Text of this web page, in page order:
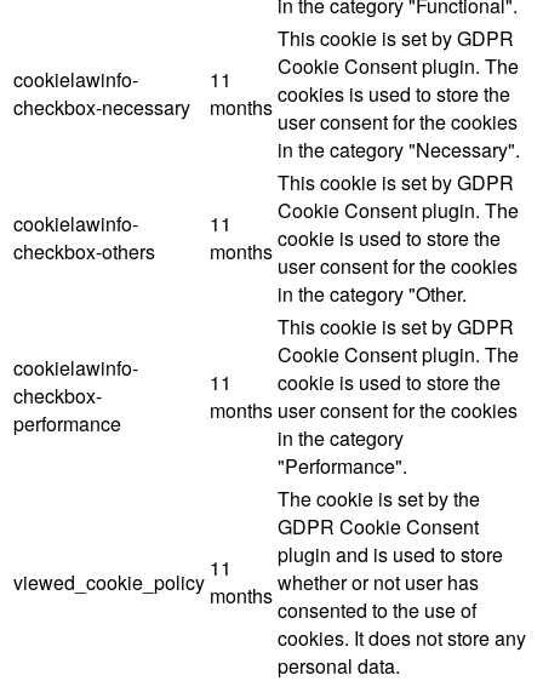
cookielawinfo-
checkbox-necessary
11
months
This cookie is set by GDPR
Cookie Consent plugin. The
cookies is used to store the
user consent for the cookies
in the category "Necessary".
cookielawinfo-
checkbox-others
11
months
This cookie is set by GDPR
Cookie Consent plugin. The
cookie is used to store the
user consent for the cookies
in the category "Other.
cookielawinfo-
checkbox-
performance
11
months
This cookie is set by GDPR
Cookie Consent plugin. The
cookie is used to store the
user consent for the cookies
in the category
"Performance".
viewed_cookie_policy
11
months
The cookie is set by the
GDPR Cookie Consent
plugin and is used to store
whether or not user has
consented to the use of
cookies. It does not store any
personal data.